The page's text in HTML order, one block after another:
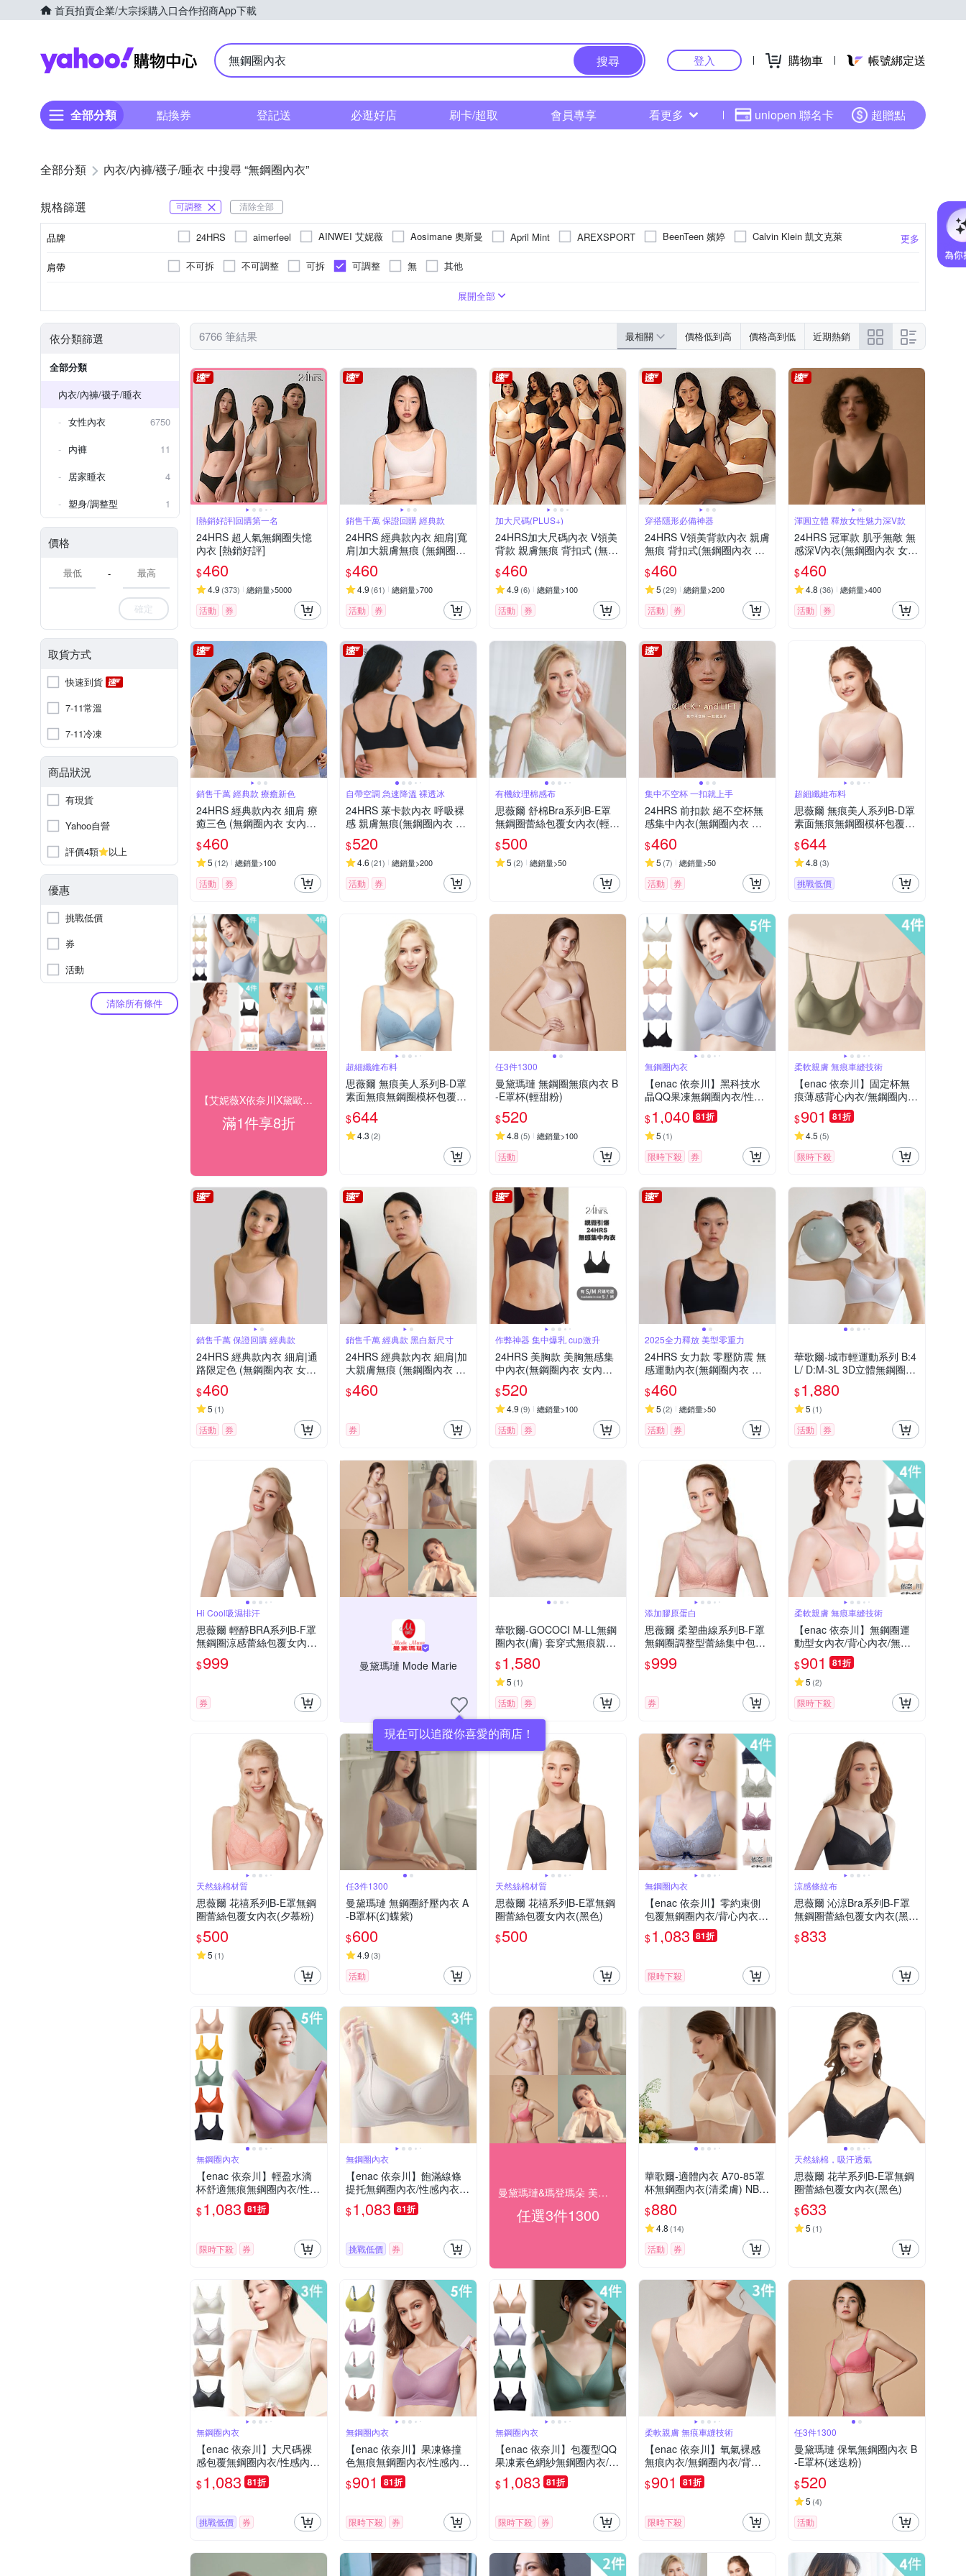
首頁拍賣企業/大宗採購入口合作招商App下載
Yahoo購物中心
搜尋 登入 購物車 帳號綁定送
全部分類 點換券 登記送 必逛好店 刷卡/超取 會員專享 看更多 uniopen 聯名卡 超贈點
全部分類 內衣/內褲/襪子/睡衣 中搜尋 “無鋼圈內衣”
規格篩選 可調整 清除全部
品牌 更多
24HRS aimerfeel AINWEI 艾妮薇 Aosimane 奧斯曼 April Mint AREXSPORT BeenTeen 嬪婷
Calvin Klein 凱文克萊
chiao!Babe 俏寶貝
Clany 可蘭霓 Chic Chic 琪琪
Molybeka 魔力貝卡
Miraia 米婡雅 Mordenco 魔點子 NIKE NATURALLY JOJO ONE HOUSE
pierre cardin 皮爾卡登
Rosemaid 羅絲美
sloggi Triumph 黛安芬
UNDER ARMOUR
莎露
肩帶 不可拆 不可調整 可拆 可調整 無 其他
3L 4L
A65
B65 F90 G75 G80 G85
G90
E95
F95
H J
38/85E
40/90C C70/32 C75/34 C80/36
C85/38
C90/40
D75/34 D80/36 D85/38 32/70D 34/75E 32/10B
透氣
3排2鉤 4排3鉤
運動內衣
展開全部
依分類篩選
全部分類
內衣/內褲/襪子/睡衣
女性內衣
6750
內褲
11
居家睡衣
4
塑身/調整型
1
價格
-
確定
取貨方式
快速到貨
7-11常溫
7-11冷凍
商品狀況
有現貨
Yahoo自營
評價4顆
以上
優惠
挑戰低價
券
活動
清除所有條件
6766 筆結果 最相關 價格低到高 價格高到低 近期熱銷
[熱銷好評]回購第一名
24HRS 超人氣無鋼圈失憶
內衣 [熱銷好評]
$460
4.9 (373) 總銷量>5000
活動 券
銷售千萬 保證回購 經典款
24HRS 經典款內衣 細肩|寬
肩|加大親膚無痕 (無鋼圈內
衣 女內衣 女內著 )
$460
4.9 (61) 總銷量>700
活動 券
加大尺碼(PLUS+)
24HRS加大尺碼內衣 V領美
背款 親膚無痕 背扣式 (無鋼
圈內衣 女內衣 女內著)
$460
4.9 (6) 總銷量>100
活動 券
穿搭隱形必備神器
24HRS V領美背款內衣 親膚
無痕 背扣式(無鋼圈內衣 女
內衣 女內著)
$460
5 (29) 總銷量>200
活動 券
渾圓立體 釋放女性魅力深V款
24HRS 冠軍款 肌乎無敵 無
感深V內衣(無鋼圈內衣 女內
衣 女內著 無感失憶)
$460
4.8 (36) 總銷量>400
活動 券
銷售千萬 經典款 療癒新色
24HRS 經典款內衣 細肩 療
癒三色 (無鋼圈內衣 女內衣
女內著 )
$460
5 (12) 總銷量>100
活動 券
自帶空調 急速降溫 裸透冰
24HRS 萊卡款內衣 呼吸裸
感 親膚無痕(無鋼圈內衣 女
內衣 女內著 無感失憶)
$520
4.6 (21) 總銷量>200
活動 券
有機紋理棉感布
思薇爾 舒棉Bra系列B-E罩
無鋼圈蕾絲包覆女內衣(輕綠
色)
$500
5 (2) 總銷量>50
集中不空杯 一扣就上手
24HRS 前扣款 絕不空杯無
感集中內衣(無鋼圈內衣 女
內衣 女內著 無感失憶)
$460
5 (7) 總銷量>50
活動 券
超細纖維布料
思薇爾 無痕美人系列B-D罩
素面無痕無鋼圈模杯包覆女
內衣(絲絹膚)
$644
4.8 (3)
挑戰低價
【艾妮薇X依奈川X黛歐絲】夏日購物節全館8折
滿1件享8折
超細纖維布料
思薇爾 無痕美人系列B-D罩
素面無痕無鋼圈模杯包覆女
內衣(夜幕藍)
$644
4.3 (2)
任3件1300
曼黛瑪璉 無鋼圈無痕內衣 B
-E罩杯(輕甜粉)
$520
4.8 (5) 總銷量>100
活動
無鋼圈內衣
【enac 依奈川】黑科技水
晶QQ果凍無鋼圈內衣/性感
內衣/女內著/無痕內衣(超值
5件組-顏色隨機)
$1,040 81折
5 (1)
限時下殺 券
柔軟親膚 無痕車縫技術
【enac 依奈川】固定杯無
痕薄感背心內衣/無鋼圈內
衣/無痕內衣/運動內衣/女內
著 (超值4件組-隨機)
$901 81折
4.5 (5)
限時下殺
銷售千萬 保證回購 經典款
24HRS 經典款內衣 細肩|通
路限定色 (無鋼圈內衣 女內
衣 女內著 )
$460
5 (1)
活動 券
銷售千萬 經典款 黑白新尺寸
24HRS 經典款內衣 細肩|加
大親膚無痕 (無鋼圈內衣 女
內衣 女內著 )
$460
券
作弊神器 集中爆乳 cup激升
24HRS 美胸款 美胸無感集
中內衣(無鋼圈內衣 女內衣
女內著 無感失憶)
$520
4.9 (9) 總銷量>100
活動 券
2025全力釋放 美型零重力
24HRS 女力款 零壓防震 無
感運動內衣(無鋼圈內衣 女
內衣 女內著 無感失憶)
$460
5 (2) 總銷量>50
活動 券
華歌爾-城市輕運動系列 B:4
L/ D:M-3L 3D立體無鋼圈運
動內衣(美人灰) VBB209F2
$1,880
5 (1)
活動 券
Hi Cool吸濕排汗
思薇爾 輕醇BRA系列B-F罩
無鋼圈涼感蕾絲包覆女內衣
(嬰兒粉)
$999
券
曼黛瑪璉 Mode Marie
現在可以追蹤你喜愛的商店！
華歌爾-GOCOCI M-LL無鋼
圈內衣(膚) 套穿式無痕親膚-
NB9675PO
$1,580
5 (1)
活動 券
添加膠原蛋白
思薇爾 柔塑曲線系列B-F罩
無鋼圈調整型蕾絲集中包覆
塑身女內衣(澄粉色)
$999
券
柔軟親膚 無痕車縫技術
【enac 依奈川】無鋼圈運
動型女內衣/背心內衣/無鋼
圈內衣/無痕內衣/運動內衣/
女內著 (超值4件組-隨機)
$901 81折
5 (2)
限時下殺
天然絲棉材質
思薇爾 花禧系列B-E罩無鋼
圈蕾絲包覆女內衣(夕慕粉)
$500
5 (1)
任3件1300
曼黛瑪璉 無鋼圈紓壓內衣 A
-B罩杯(幻蝶紫)
$600
4.9 (3)
活動
天然絲棉材質
思薇爾 花禧系列B-E罩無鋼
圈蕾絲包覆女內衣(黑色)
$500
無鋼圈內衣
【enac 依奈川】零約束側
包覆無鋼圈內衣/背心內衣/
無痕內衣/性感內衣 (超值4
件組-隨機)
$1,083 81折
限時下殺
涼感條紋布
思薇爾 沁涼Bra系列B-F罩
無鋼圈蕾絲包覆女內衣(黑
色)
$833
無鋼圈內衣
【enac 依奈川】輕盈水滴
杯舒適無痕無鋼圈內衣/性感
內衣/女內著/無痕內衣(超值
5件組-顏色隨機)
$1,083 81折
限時下殺 券
無鋼圈內衣
【enac 依奈川】飽滿線條
提托無鋼圈內衣/性感內衣/
女內著/無痕內衣(超值3件
組-顏色隨機)
$1,083 81折
挑戰低價 券
曼黛瑪璉&瑪登瑪朵 美麗回購清單 任3件1300
任選3件1300
華歌爾-適體內衣 A70-85罩
杯無鋼圈內衣(清柔膚) NB2
358OC
$880
4.8 (14)
活動 券
天然絲棉，吸汗透氣
思薇爾 花芊系列B-E罩無鋼
圈蕾絲包覆女內衣(黑色)
$633
5 (1)
無鋼圈內衣
【enac 依奈川】大尺碼裸
感包覆無鋼圈內衣/性感內
衣/女內著/無痕內衣(超值3
件組-顏色隨機)
$1,083 81折
挑戰低價 券
無鋼圈內衣
【enac 依奈川】果凍條撞
色無痕無鋼圈內衣/性感內
衣/女內著/無痕內衣(超值5
件組-顏色隨機)
$901 81折
限時下殺 券
無鋼圈內衣
【enac 依奈川】包覆型QQ
果凍素色網紗無鋼圈內衣/性
感內衣/女內著/無痕內衣(超
值4件組-顏色隨機)
$1,083 81折
限時下殺 券
柔軟親膚 無痕車縫技術
【enac 依奈川】氧氣裸感
無痕內衣/無鋼圈內衣/背心
內衣/運動內衣/女內著 (超值
3件組-隨機)
$901 81折
限時下殺
任3件1300
曼黛瑪璉 保氧無鋼圈內衣 B
-E罩杯(迷迭粉)
$520
5 (4)
活動